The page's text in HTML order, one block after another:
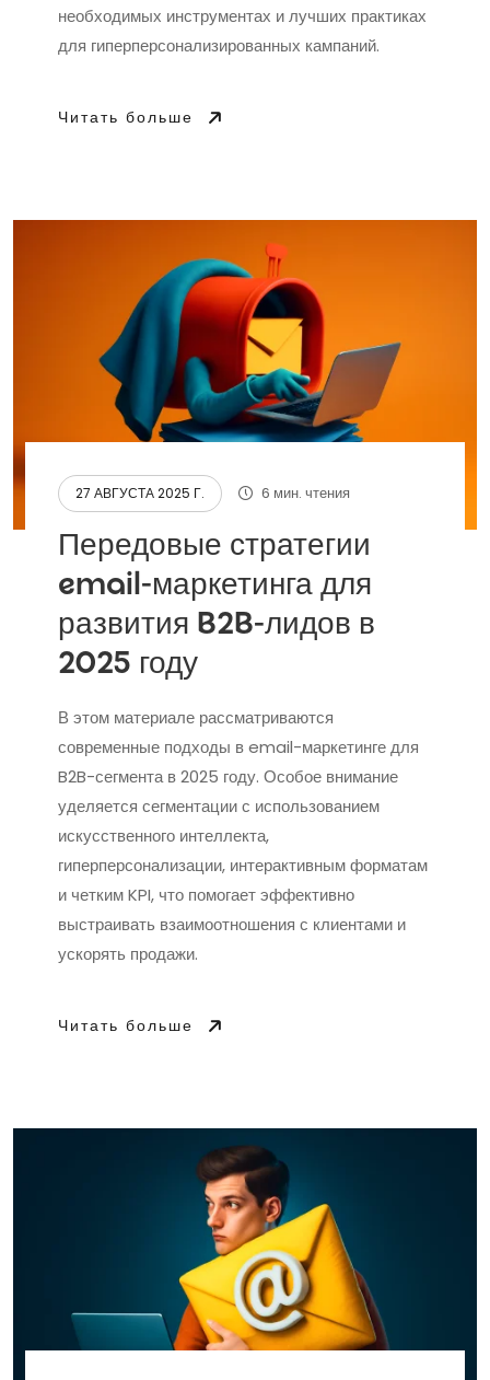
необходимых инструментах и лучших практиках
для гиперперсонализированных кампаний.
Читать больше
27 АВГУСТА 2025 Г. 6 мин. чтения
Передовые стратегии
email-маркетинга для
развития B2B-лидов в
2025 году
В этом материале рассматриваются
современные подходы в email-маркетинге для
B2B-сегмента в 2025 году. Особое внимание
уделяется сегментации с использованием
искусственного интеллекта,
гиперперсонализации, интерактивным форматам
и четким KPI, что помогает эффективно
выстраивать взаимоотношения с клиентами и
ускорять продажи.
Читать больше